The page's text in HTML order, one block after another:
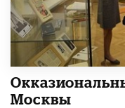
Москвы